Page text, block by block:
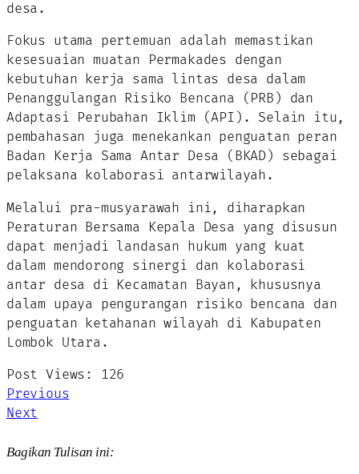
desa.
Fokus utama pertemuan adalah memastikan
kesesuaian muatan Permakades dengan
kebutuhan kerja sama lintas desa dalam
Penanggulangan Risiko Bencana (PRB) dan
Adaptasi Perubahan Iklim (API). Selain itu,
pembahasan juga menekankan penguatan peran
Badan Kerja Sama Antar Desa (BKAD) sebagai
pelaksana kolaborasi antarwilayah.
Melalui pra-musyarawah ini, diharapkan
Peraturan Bersama Kepala Desa yang disusun
dapat menjadi landasan hukum yang kuat
dalam mendorong sinergi dan kolaborasi
antar desa di Kecamatan Bayan, khususnya
dalam upaya pengurangan risiko bencana dan
penguatan ketahanan wilayah di Kabupaten
Lombok Utara.
Post Views:
126
Previous
Next
Bagikan Tulisan ini: